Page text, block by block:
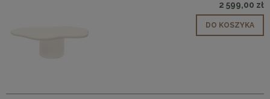
2 599,00 zł
DO KOSZYKA